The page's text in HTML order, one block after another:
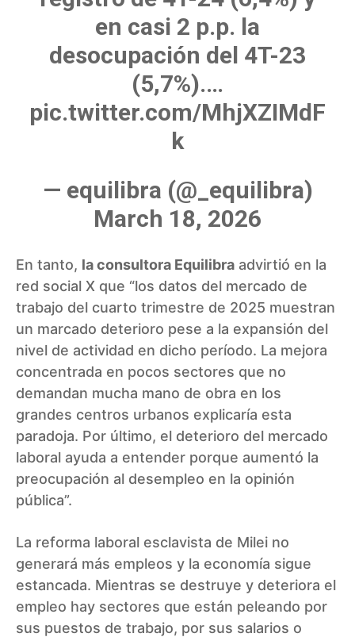
en casi 2 p.p. la
desocupación del 4T-23
(5,7%).…
pic.twitter.com/MhjXZIMdF
k
— equilibra (@_equilibra)
March 18, 2026
En tanto, la consultora Equilibra advirtió en la
red social X que “los datos del mercado de
trabajo del cuarto trimestre de 2025 muestran
un marcado deterioro pese a la expansión del
nivel de actividad en dicho período. La mejora
concentrada en pocos sectores que no
demandan mucha mano de obra en los
grandes centros urbanos explicaría esta
paradoja. Por último, el deterioro del mercado
laboral ayuda a entender porque aumentó la
preocupación al desempleo en la opinión
pública”.
La reforma laboral esclavista de Milei no
generará más empleos y la economía sigue
estancada. Mientras se destruye y deteriora el
empleo hay sectores que están peleando por
sus puestos de trabajo, por sus salarios o